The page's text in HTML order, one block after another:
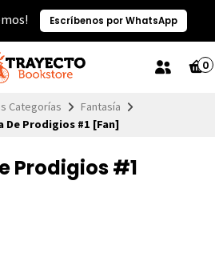
Escríbenos por WhatsApp
0
Categorías
Fantasía
De Prodigios #1 [Fan]
Prodigios #1